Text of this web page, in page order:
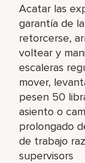
Acatar las
garantía de
retorcerse,
voltear y
escaleras
mover,
pesen 50
asiento o
prolongado
de trabajo
supervisors